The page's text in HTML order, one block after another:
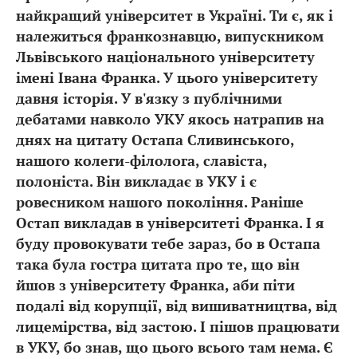
найкращий університет в Україні. Ти є, як і
належиться франкознавцю, випускником
Львівського національного університету
імені Івана Франка. У цього університету
давня історія. У в'язку з публічними
дебатами навколо УКУ якось натрапив на
днях на цитату Остапа Сливинського,
нашого колеги-філолога, славіста,
полоніста. Він викладає в УКУ і є
ровесником нашого покоління. Раніше
Остап викладав в університеті Франка. І я
буду провокувати тебе зараз, бо в Остапа
така була гостра цитата про те, що він
йшов з університету Франка, аби піти
подалі від корупції, від вишиватництва, від
лицемірства, від застою. І пішов працювати
в УКУ, бо знав, що цього всього там нема. Є